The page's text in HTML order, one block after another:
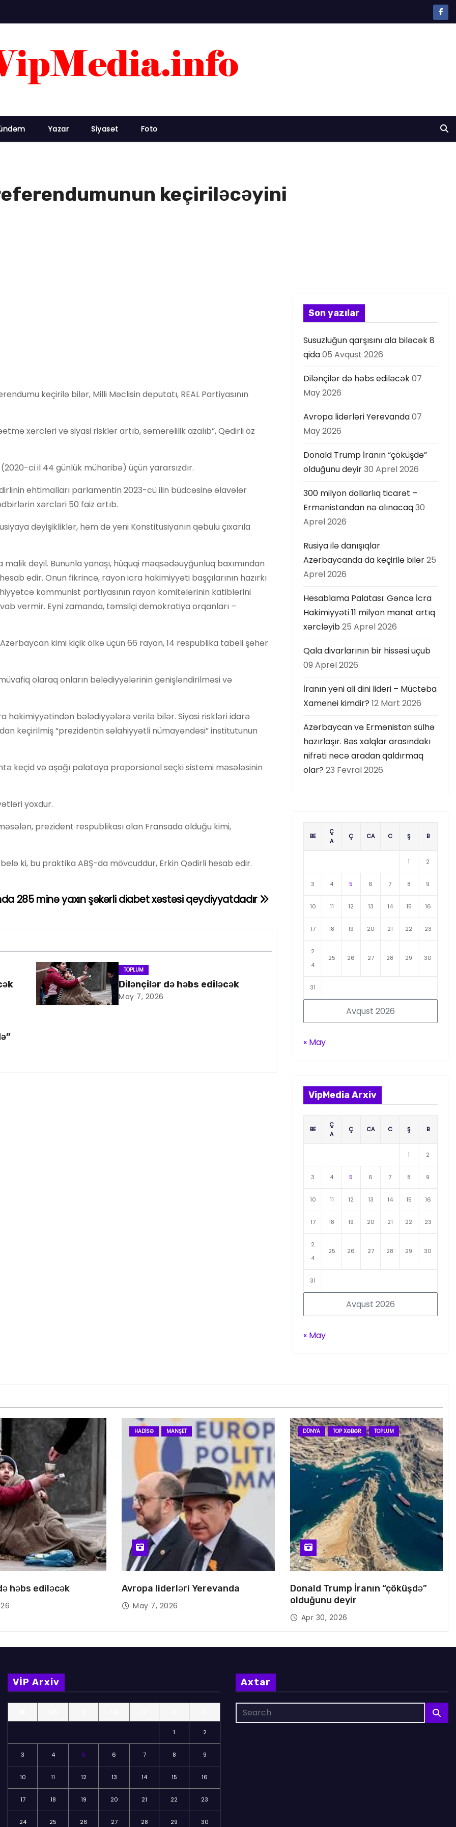
Yazar Siyasət Foto
keçiriləcəyini
keçirilə bilər, Milli Məclisin deputatı, REAL Partiyasının
xərcləri və siyasi risklər artıb, səmərəlilik azalıb”, Qədirli öz
ci il 44 günlük müharibə) üçün yararsızdır.
ehtimalları parlamentin 2023-cü ilin büdcəsinə əlavələr
xərcləri 50 faiz artıb.
dəyişikliklər, həm də yeni Konstitusiyanın qəbulu çıxarıla
deyil. Bununla yanaşı, hüquqi məqsədəuyğunluq baxımından
edir. Onun fikrincə, rayon icra hakimiyyəti başçılarının hazırkı
kommunist partiyasının rayon komitələrinin katiblərini
vermir. Eyni zamanda, təmsilçi demokratiya orqanları –
kimi kiçik ölkə üçün 66 rayon, 14 respublika tabeli şəhər
olaraq onların bələdiyyələrinin genişləndirilməsi və
hakimiyyətindən bələdiyyələrə verilə bilər. Siyasi riskləri idarə
keçirilmiş “prezidentin səlahiyyətli nümayəndəsi” institutunun
keçid və aşağı palataya proporsional seçki sistemi məsələsinin
yoxdur.
prezident respublikası olan Fransada olduğu kimi,
ki, bu praktika ABŞ-da mövcuddur, Erkin Qədirli hesab edir.
285 minə yaxın şəkərli diabet xəstəsi qeydiyyatdadır
TOPLUM
Dilənçilər də həbs ediləcək
May 7, 2026
Son yazılar
Susuzluğun qarşısını ala biləcək 8
qida05 Avqust 2026
Dilənçilər də həbs ediləcək07
May 2026
Avropa liderləri Yerevanda07
May 2026
Donald Trump İranın “çöküşdə”
olduğunu deyir30 Aprel 2026
300 milyon dollarlıq ticarət –
Ermənistandan nə alınacaq30
Aprel 2026
Rusiya ilə danışıqlar
Azərbaycanda da keçirilə bilər25
Aprel 2026
Hesablama Palatası: Gəncə İcra
Hakimiyyəti 11 milyon manat artıq
xərcləyib25 Aprel 2026
Qala divarlarının bir hissəsi uçub
09 Aprel 2026
İranın yeni ali dini lideri – Müctəba
Xamenei kimdir? 12 Mart 2026
Azərbaycan və Ermənistan sülhə
hazırlaşır. Bəs xalqlar arasındakı
nifrəti necə aradan qaldırmaq
olar? 23 Fevral 2026
Avqust 2026
BE
Ç
A
Ç CA C Ş B
1 2
3 4 5 6 7 8 9
10 11 12 13 14 15 16
17 18 19 20 21 22 23
2
4
25 26 27 28 29 30
31
« May
VipMedia Arxiv
Avqust 2026
BE
Ç
A
Ç CA C Ş B
1 2
3 4 5 6 7 8 9
10 11 12 13 14 15 16
17 18 19 20 21 22 23
2
4
25 26 27 28 29 30
31
« May
həbs ediləcək
HADISƏ MANŞET
Avropa liderləri Yerevanda
May 7, 2026
DÜNYA TOP XƏBƏR TOPLUM
Donald Trump İranın “çöküşdə”
olduğunu deyir
Apr 30, 2026
VİP Arxiv
1 2
3 4 5 6 7 8 9
10 11 12 13 14 15 16
17 18 19 20 21 22 23
24 25 26 27 28 29 30
Axtar